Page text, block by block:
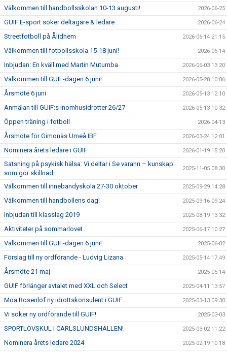
NATTVANDRING
Välkommen till handbollsskolan 10-13 augusti! 2026-06-25
GUIF E-sport söker deltagare & ledare 2026-06-24
Streetfotboll på Ålidhem 2026-06-14 21:15
Välkommen till fotbollsskola 15-18 juni! 2026-06-14
Inbjudan: En kväll med Martin Mutumba 2026-06-03 13:20
Välkommen till GUIF-dagen 6 juni! 2026-05-28 10:06
Årsmöte 6 juni 2026-05-13 12:10
Anmälan till GUIF:s inomhusidrotter 26/27 2026-05-13 10:32
Öppen träning i fotboll 2026-04-13
Årsmöte för Gimonäs Umeå IBF 2026-03-24 12:01
Nominera årets ledare i GUIF 2026-01-19 15:20
Satsning på psykisk hälsa: Vi deltar i Se varann – kunskap
som gör skillnad
2025-11-05 08:30
Välkommen till innebandyskola 27-30 oktober 2025-09-29 14:28
Välkommen till handbollens dag! 2025-09-16 09:24
Inbjudan till klasslag 2019 2025-08-19 13:32
Aktiviteter på sommarlovet 2025-06-17 10:27
Välkommen till GUIF-dagen 6 juni! 2025-06-02
Förslag till ny ordförande - Ludvig Lizana 2025-05-14 17:49
Årsmöte 21 maj 2025-05-14
GUIF förlänger avtalet med XXL och Select 2025-04-11 13:57
Moa Rosenlöf ny idrottskonsulent i GUIF 2025-03-13 09:30
Vi söker ny ordförande till GUIF! 2025-03-03
SPORTLOVSKUL I CARLSLUNDSHALLEN! 2025-03-02 11:22
Nominera årets ledare 2024 2025-02-19 10:18